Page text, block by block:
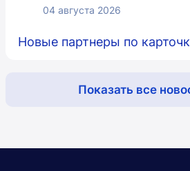
04 августа 2026
Новые партнеры по
Показать все